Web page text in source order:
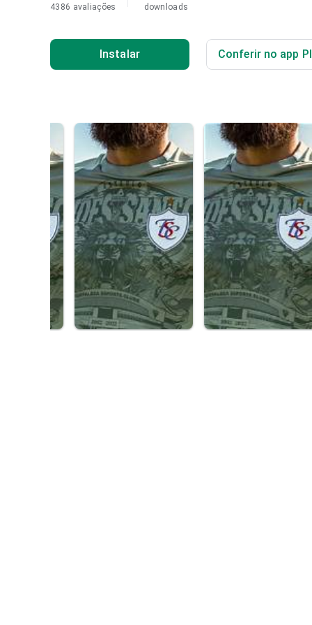
4386 avaliações
downloads
Instalar Conferir no app